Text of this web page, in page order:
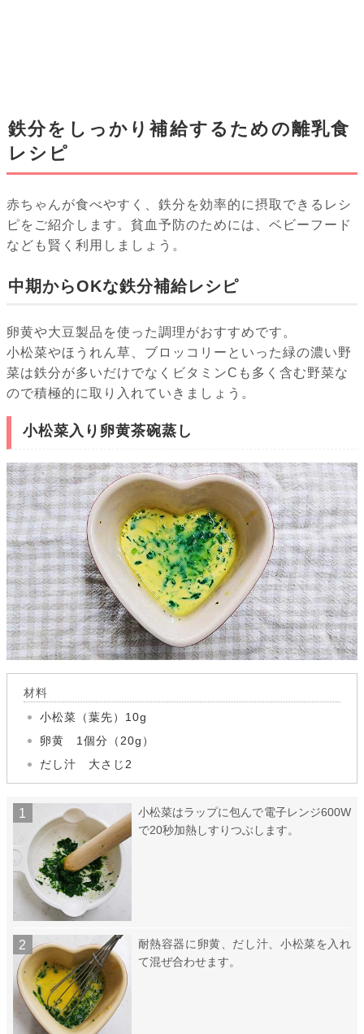
鉄分をしっかり補給するための離乳食
レシピ
赤ちゃんが食べやすく、鉄分を効率的に摂取できるレシ
ピをご紹介します。貧血予防のためには、ベビーフード
なども賢く利用しましょう。
中期からOKな鉄分補給レシピ
卵黄や大豆製品を使った調理がおすすめです。
小松菜やほうれん草、ブロッコリーといった緑の濃い野
菜は鉄分が多いだけでなくビタミンCも多く含む野菜な
ので積極的に取り入れていきましょう。
小松菜入り卵黄茶碗蒸し
材料
小松菜（葉先）10g
卵黄 1個分（20g）
だし汁 大さじ2
小松菜はラップに包んで電子レンジ600W
で20秒加熱しすりつぶします。
耐熱容器に卵黄、だし汁、小松菜を入れ
て混ぜ合わせます。